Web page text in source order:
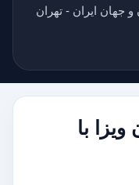
جهان ایران - تهران
با